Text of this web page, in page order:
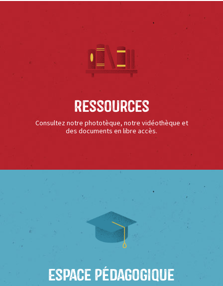
Ressources
Consultez notre phototèque, notre vidéothèque et
des documents en libre accès.
Espace Pédagogique